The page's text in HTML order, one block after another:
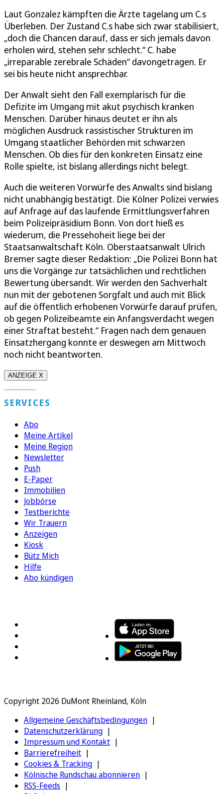
Laut Gonzalez kämpften die Ärzte tagelang um C.s
Überleben. Der Zustand C.s habe sich zwar stabilisiert,
„doch die Chancen darauf, dass er sich jemals davon
erholen wird, stehen sehr schlecht.“ C. habe
„irreparable zerebrale Schäden“ davongetragen. Er
sei bis heute nicht ansprechbar.
Der Anwalt sieht den Fall exemplarisch für die
Defizite im Umgang mit akut psychisch kranken
Menschen. Darüber hinaus deutet er ihn als
möglichen Ausdruck rassistischer Strukturen im
Umgang staatlicher Behörden mit schwarzen
Menschen. Ob dies für den konkreten Einsatz eine
Rolle spielte, ist bislang allerdings nicht belegt.
Auch die weiteren Vorwürfe des Anwalts sind bislang
nicht unabhängig bestätigt. Die Kölner Polizei verwies
auf Anfrage auf das laufende Ermittlungsverfahren
beim Polizeipräsidium Bonn. Von dort hieß es
wiederum, die Pressehoheit liege bei der
Staatsanwaltschaft Köln. Oberstaatsanwalt Ulrich
Bremer sagte dieser Redaktion: „Die Polizei Bonn hat
uns die Vorgänge zur tatsächlichen und rechtlichen
Bewertung übersandt. Wir werden den Sachverhalt
nun mit der gebotenen Sorgfalt und auch mit Blick
auf die öffentlich erhobenen Vorwürfe darauf prüfen,
ob gegen Polizeibeamte ein Anfangsverdacht wegen
einer Straftat besteht.“ Fragen nach dem genauen
Einsatzhergang konnte er deswegen am Mittwoch
noch nicht beantworten.
ANZEIGE X
SERVICES
Abo
Meine Artikel
Meine Region
Newsletter
Push
E-Paper
Immobilien
Jobbörse
Testberichte
Wir Trauern
Anzeigen
Kiosk
Bütz Mich
Hilfe
Abo kündigen
Copyright 2026 DuMont Rheinland, Köln
Allgemeine Geschäftsbedingungen
Datenschutzerklärung
Impressum und Kontakt
Barrierefreiheit
Cookies & Tracking
Kölnische Rundschau abonnieren
RSS-Feeds